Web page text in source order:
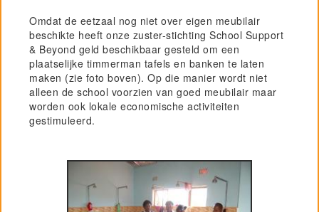
Omdat de eetzaal nog niet over eigen meubilair
beschikte heeft onze zuster-stichting School Support
& Beyond geld beschikbaar gesteld om een
plaatselijke timmerman tafels en banken te laten
maken (zie foto boven). Op die manier wordt niet
alleen de school voorzien van goed meubilair maar
worden ook lokale economische activiteiten
gestimuleerd.